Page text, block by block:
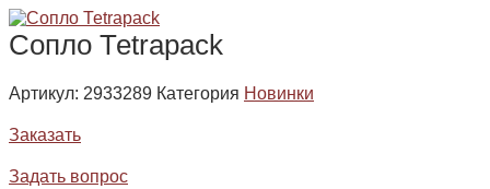
Сопло Теtrapack
Артикул: 2933289 Категория Новинки
Заказать
Задать вопрос